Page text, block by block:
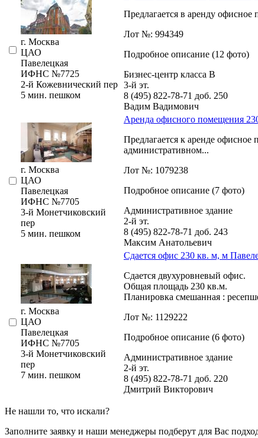
г. Москва
ЦАО
Павелецкая
ИФНС №7725
2-й Кожевнический пер
5 мин. пешком
Предлагается в аренду
Лот №: 994349
Подробное описание (12 фото)
Бизнес-центр класса В
3-й эт.
8 (495) 822-78-71 доб. 250
Вадим Вадимович
г. Москва
ЦАО
Павелецкая
ИФНС №7705
3-й Монетчиковский
пер
5 мин. пешком
Аренда офисного помещения
Предлагается к аренде
административном...
Лот №: 1079238
Подробное описание (7 фото)
Административное здание
2-й эт.
8 (495) 822-78-71 доб. 243
Максим Анатольевич
г. Москва
ЦАО
Павелецкая
ИФНС №7705
3-й Монетчиковский
пер
7 мин. пешком
Сдается офис 230 кв. м, м
Сдается двухуровневый офис.
Общая площадь 230 кв.м.
Планировка смешанная :
Лот №: 1129222
Подробное описание (6 фото)
Административное здание
2-й эт.
8 (495) 822-78-71 доб. 220
Дмитрий Викторович
Не нашли то, что искали?
Заполните заявку и наши менеджеры подберут для Вас